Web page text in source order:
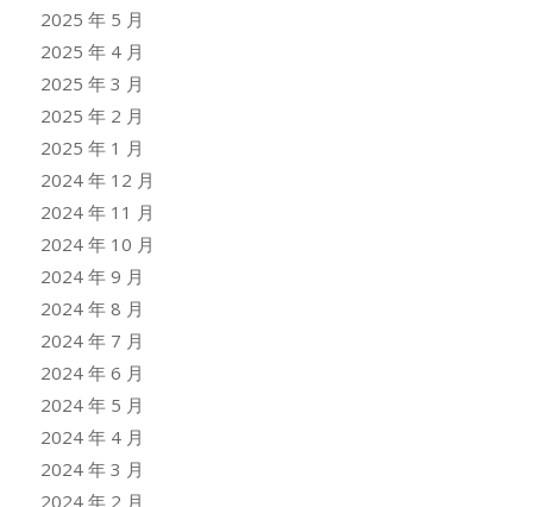
2025 年 5 月
2025 年 4 月
2025 年 3 月
2025 年 2 月
2025 年 1 月
2024 年 12 月
2024 年 11 月
2024 年 10 月
2024 年 9 月
2024 年 8 月
2024 年 7 月
2024 年 6 月
2024 年 5 月
2024 年 4 月
2024 年 3 月
2024 年 2 月